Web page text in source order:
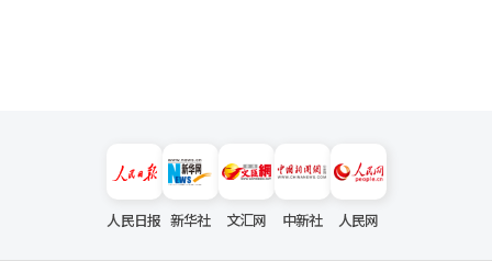
人民日报 新华社 文汇网 中新社 人民网